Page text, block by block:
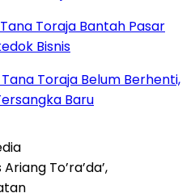
Toraja Bantah Pasar
Bisnis
Tana Toraja Belum Berhenti,
Baru
To’ra’da’,